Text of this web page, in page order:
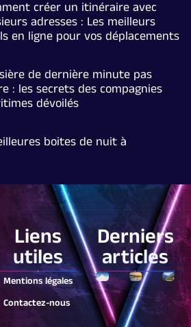
créer un itinéraire avec
adresses : Les meilleurs
en ligne pour vos déplacements
de dernière minute pas
: les secrets des compagnies
dévoilés
boites de nuit à
Liens
utiles
Mentions légales
Contactez-nous
Derniers
articles